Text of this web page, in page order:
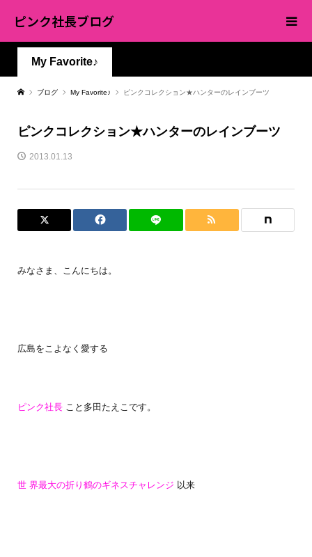
ピンク社長ブログ
My Favorite♪
ブログ My Favorite♪ ピンクコレクション★ハンターのレインブーツ
ピンクコレクション★ハンターのレインブーツ
2013.01.13
みなさま、こんにちは。
広島をこよなく愛する
ピンク社長こと多田たえこです。
世 界最大の折り鶴のギネスチャレンジ 以来